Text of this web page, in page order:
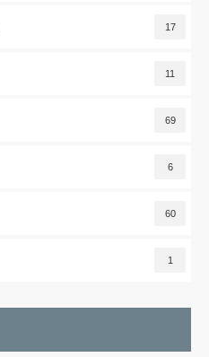
17
11
69
6
60
1